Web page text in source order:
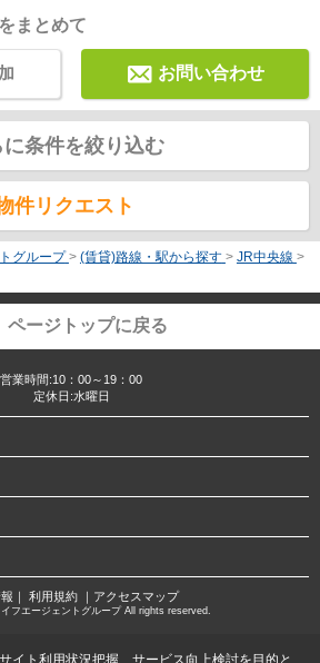
まとめて
お問い合わせ
に条件を絞り込む
件リクエスト
グループ > (賃貸)路線・駅から探す > JR中央線 >
ページトップに戻る
営業時間:10：00～19：00
定休日:水曜日
｜ 利用規約｜ アクセスマップ
フエージェントグループ All rights reserved.
イト利用状況把握、サービス向上検討を目的と